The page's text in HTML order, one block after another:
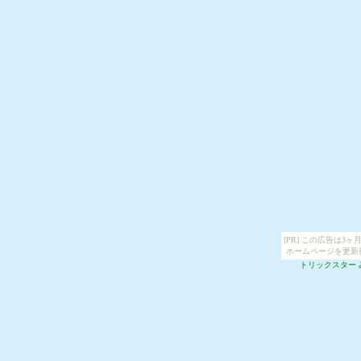
[PR] この広告は3ヶ
ホームページを更
トリックスター